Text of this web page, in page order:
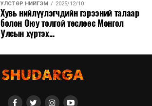
УЛСТӨР НИЙГЭМ 2025/12/10
Хувь нийлүүлэгчдийн гэрээний талаар
болон Оюу толгой төслөөс Монгол
Улсын хүртэх...